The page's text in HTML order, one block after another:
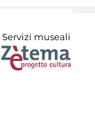
Servizi museali